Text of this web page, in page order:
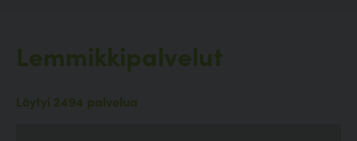
Lemmikkipalvelut
Löytyi 2494 palvelua